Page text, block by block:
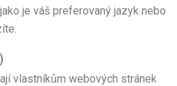
je váš preferovaný jazyk nebo
vlastníkům webových stránek